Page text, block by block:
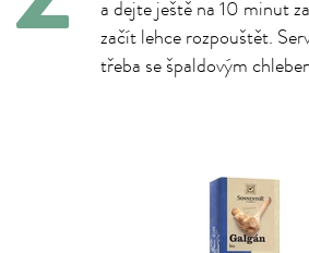
a dejte ještě na 10 minut
začít lehce rozpouštět.
třeba se špaldovým